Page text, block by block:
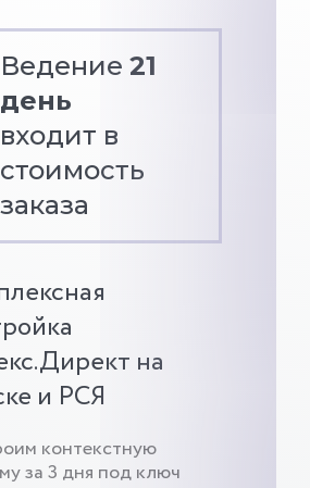
Ведение 21
день
входит в
стоимость
заказа
на
и РСЯ
контекстную
за 3 дня под ключ